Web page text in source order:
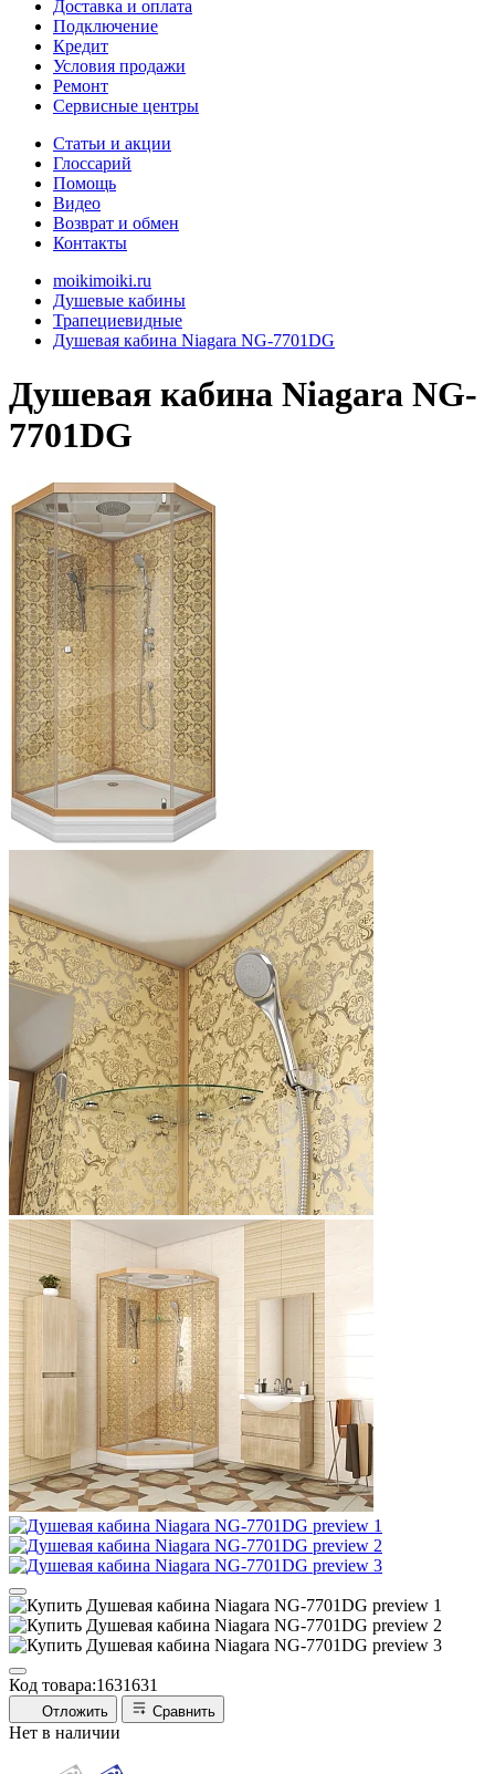
Доставка и оплата
Подключение
Кредит
Условия продажи
Ремонт
Сервисные центры
Статьи и акции
Глоссарий
Помощь
Видео
Возврат и обмен
Контакты
moikimoiki.ru
Душевые кабины
Трапециевидные
Душевая кабина Niagara NG-7701DG
Душевая кабина Niagara NG-
7701DG
Код товара:1631631
Отложить Сравнить
Нет в наличии